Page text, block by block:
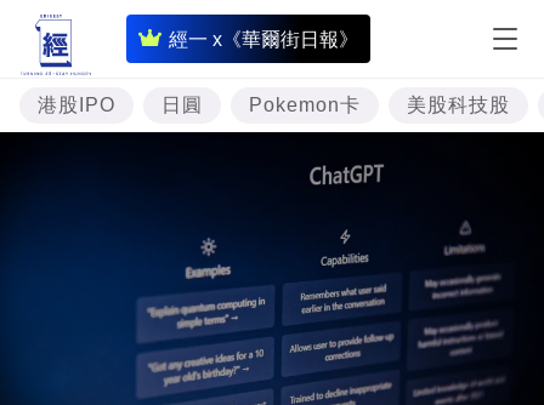
經一 x《華爾街日報》
即
時
財
經
樓
市
港股IPO 日圓 Pokemon卡 美股科技股